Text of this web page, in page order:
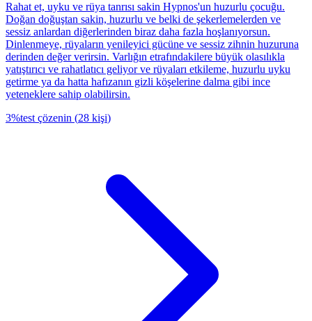
Rahat et, uyku ve rüya tanrısı sakin Hypnos'un huzurlu çocuğu.
Doğan doğuştan sakin, huzurlu ve belki de şekerlemelerden ve
sessiz anlardan diğerlerinden biraz daha fazla hoşlanıyorsun.
Dinlenmeye, rüyaların yenileyici gücüne ve sessiz zihnin huzuruna
derinden değer verirsin. Varlığın etrafındakilere büyük olasılıkla
yatıştırıcı ve rahatlatıcı geliyor ve rüyaları etkileme, huzurlu uyku
getirme ya da hatta hafızanın gizli köşelerine dalma gibi ince
yeteneklere sahip olabilirsin.
3%test çözenin (28 kişi)